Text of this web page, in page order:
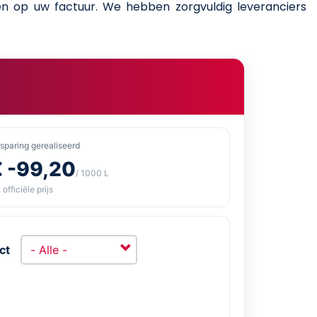
op uw factuur. We hebben zorgvuldig leveranciers
gerealiseerd
-99,20/ 1000 L
officiële prijs